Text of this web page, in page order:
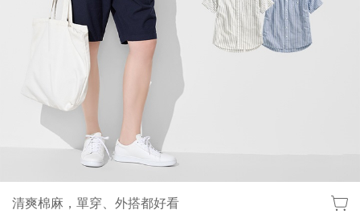
清爽棉麻，單穿、外搭都好看